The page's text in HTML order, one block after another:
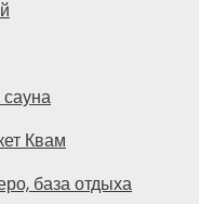
Квам
база отдыха